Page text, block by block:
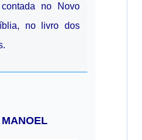
no Novo
no livro dos